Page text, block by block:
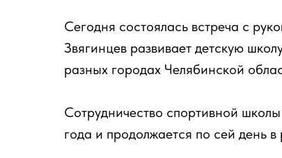
Сегодня состоялась встреча с
Звягинцев развивает детскую
разных городах Челябинской
Сотрудничество спортивной
года и продолжается по сей день